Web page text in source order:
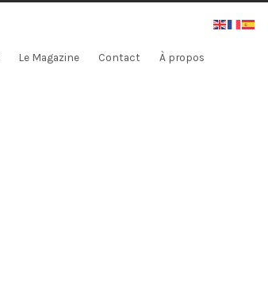
Le Magazine Contact À propos